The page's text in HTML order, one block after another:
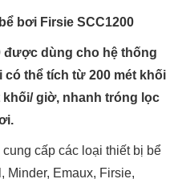
bơi Firsie SCC1200
được dùng cho hệ thống
có thể tích từ 200 mét khối
giờ, nhanh tróng lọc
cấp các loại thiết bị bể
Minder, Emaux, Firsie,